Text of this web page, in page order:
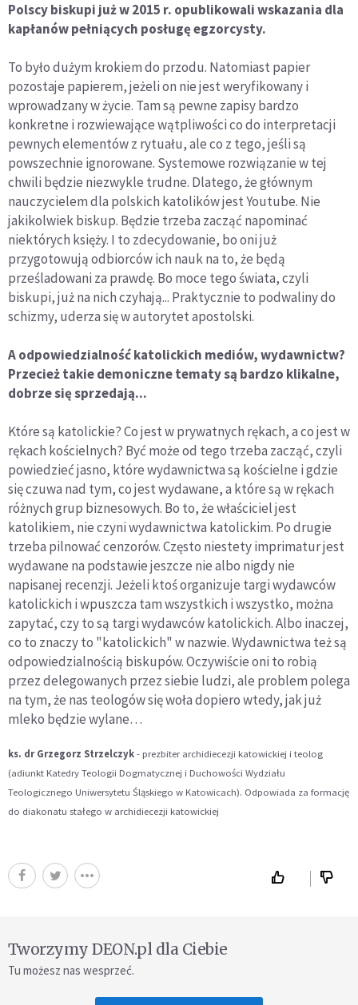
Polscy biskupi już w 2015 r. opublikowali wskazania dla
kapłanów pełniących posługę egzorcysty.
To było dużym krokiem do przodu. Natomiast papier
pozostaje papierem, jeżeli on nie jest weryfikowany i
wprowadzany w życie. Tam są pewne zapisy bardzo
konkretne i rozwiewające wątpliwości co do interpretacji
pewnych elementów z rytuału, ale co z tego, jeśli są
powszechnie ignorowane. Systemowe rozwiązanie w tej
chwili będzie niezwykle trudne. Dlatego, że głównym
nauczycielem dla polskich katolików jest Youtube. Nie
jakikolwiek biskup. Będzie trzeba zacząć napominać
niektórych księży. I to zdecydowanie, bo oni już
przygotowują odbiorców ich nauk na to, że będą
prześladowani za prawdę. Bo moce tego świata, czyli
biskupi, już na nich czyhają... Praktycznie to podwaliny do
schizmy, uderza się w autorytet apostolski.
A odpowiedzialność katolickich mediów, wydawnictw?
Przecież takie demoniczne tematy są bardzo klikalne,
dobrze się sprzedają...
Które są katolickie? Co jest w prywatnych rękach, a co jest w
rękach kościelnych? Być może od tego trzeba zacząć, czyli
powiedzieć jasno, które wydawnictwa są kościelne i gdzie
się czuwa nad tym, co jest wydawane, a które są w rękach
różnych grup biznesowych. Bo to, że właściciel jest
katolikiem, nie czyni wydawnictwa katolickim. Po drugie
trzeba pilnować cenzorów. Często niestety imprimatur jest
wydawane na podstawie jeszcze nie albo nigdy nie
napisanej recenzji. Jeżeli ktoś organizuje targi wydawców
katolickich i wpuszcza tam wszystkich i wszystko, można
zapytać, czy to są targi wydawców katolickich. Albo inaczej,
co to znaczy to "katolickich" w nazwie. Wydawnictwa też są
odpowiedzialnością biskupów. Oczywiście oni to robią
przez delegowanych przez siebie ludzi, ale problem polega
na tym, że nas teologów się woła dopiero wtedy, jak już
mleko będzie wylane…
ks. dr Grzegorz Strzelczyk- prezbiter archidiecezji katowickiej i teolog
(adiunkt Katedry Teologii Dogmatycznej i Duchowości Wydziału
Teologicznego Uniwersytetu Śląskiego w Katowicach). Odpowiada za formację
do diakonatu stałego w archidiecezji katowickiej
Tworzymy DEON.pl dla Ciebie
Tu możesz nas wesprzeć.